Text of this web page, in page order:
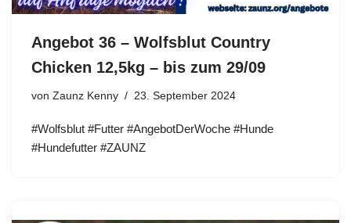
Angebot 36 – Wolfsblut Country
Chicken 12,5kg – bis zum 29/09
von Zaunz Kenny 23. September 2024
#Wolfsblut #Futter #AngebotDerWoche #Hunde
#Hundefutter #ZAUNZ